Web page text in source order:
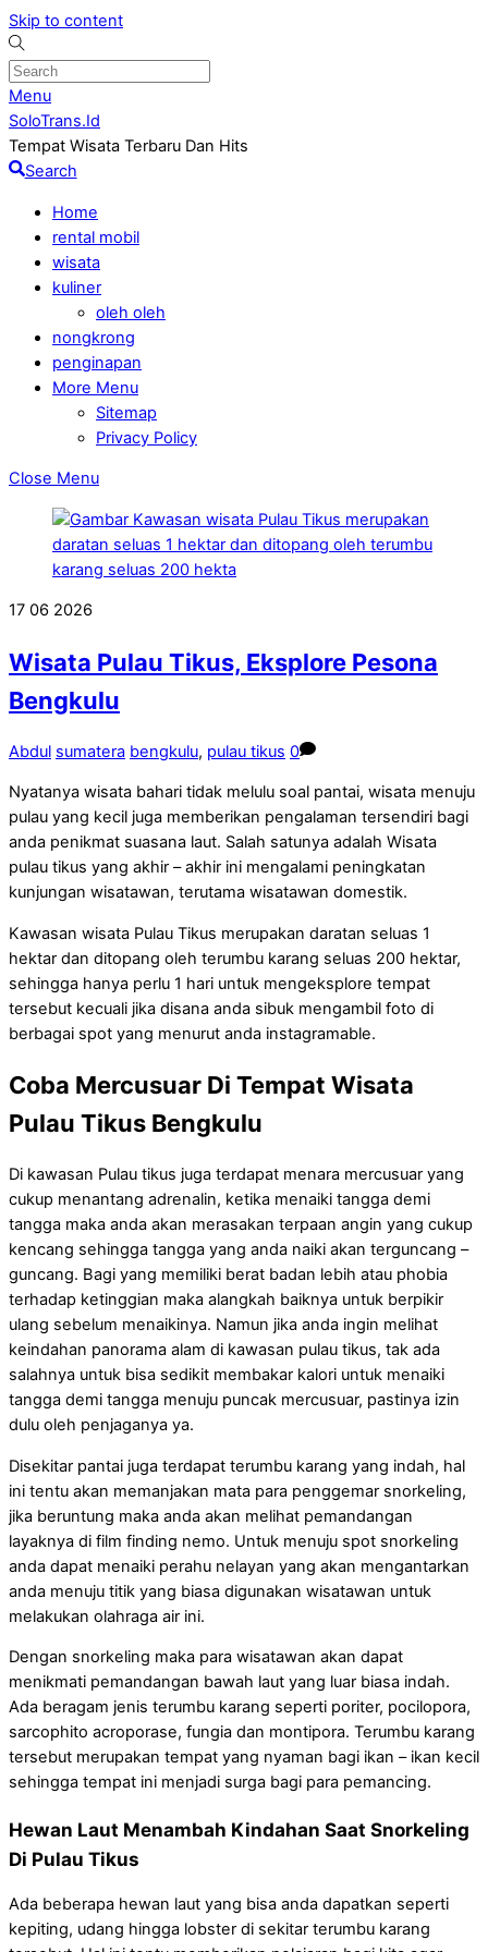
Skip to content
Menu
SoloTrans.Id
Tempat Wisata Terbaru Dan Hits
Search
Home
rental mobil
wisata
kuliner
oleh oleh
nongkrong
penginapan
More Menu
Sitemap
Privacy Policy
Close Menu
17 06 2026
Wisata Pulau Tikus, Eksplore Pesona
Bengkulu
Abdul sumatera bengkulu, pulau tikus 0
Nyatanya wisata bahari tidak melulu soal pantai, wisata menuju
pulau yang kecil juga memberikan pengalaman tersendiri bagi
anda penikmat suasana laut. Salah satunya adalah Wisata
pulau tikus yang akhir – akhir ini mengalami peningkatan
kunjungan wisatawan, terutama wisatawan domestik.
Kawasan wisata Pulau Tikus merupakan daratan seluas 1
hektar dan ditopang oleh terumbu karang seluas 200 hektar,
sehingga hanya perlu 1 hari untuk mengeksplore tempat
tersebut kecuali jika disana anda sibuk mengambil foto di
berbagai spot yang menurut anda instagramable.
Coba Mercusuar Di Tempat Wisata
Pulau Tikus Bengkulu
Di kawasan Pulau tikus juga terdapat menara mercusuar yang
cukup menantang adrenalin, ketika menaiki tangga demi
tangga maka anda akan merasakan terpaan angin yang cukup
kencang sehingga tangga yang anda naiki akan terguncang –
guncang. Bagi yang memiliki berat badan lebih atau phobia
terhadap ketinggian maka alangkah baiknya untuk berpikir
ulang sebelum menaikinya. Namun jika anda ingin melihat
keindahan panorama alam di kawasan pulau tikus, tak ada
salahnya untuk bisa sedikit membakar kalori untuk menaiki
tangga demi tangga menuju puncak mercusuar, pastinya izin
dulu oleh penjaganya ya.
Disekitar pantai juga terdapat terumbu karang yang indah, hal
ini tentu akan memanjakan mata para penggemar snorkeling,
jika beruntung maka anda akan melihat pemandangan
layaknya di film finding nemo. Untuk menuju spot snorkeling
anda dapat menaiki perahu nelayan yang akan mengantarkan
anda menuju titik yang biasa digunakan wisatawan untuk
melakukan olahraga air ini.
Dengan snorkeling maka para wisatawan akan dapat
menikmati pemandangan bawah laut yang luar biasa indah.
Ada beragam jenis terumbu karang seperti poriter, pocilopora,
sarcophito acroporase, fungia dan montipora. Terumbu karang
tersebut merupakan tempat yang nyaman bagi ikan – ikan kecil
sehingga tempat ini menjadi surga bagi para pemancing.
Hewan Laut Menambah Kindahan Saat Snorkeling
Di Pulau Tikus
Ada beberapa hewan laut yang bisa anda dapatkan seperti
kepiting, udang hingga lobster di sekitar terumbu karang